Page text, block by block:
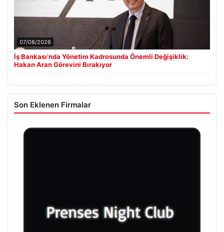
07/08/2026
İş Bankası’nda Yönetim Kadrosunda Önemli Değişiklik:
Hakan Aran Görevini Bırakıyor
Son Eklenen Firmalar